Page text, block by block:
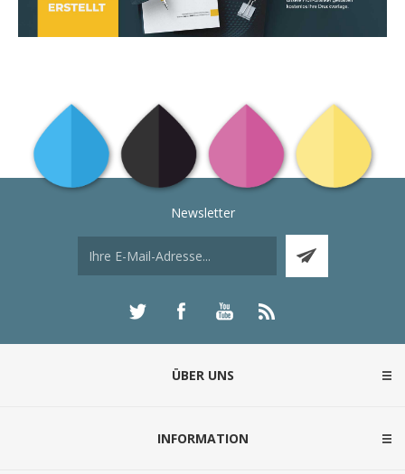
Newsletter
ÜBER UNS
INFORMATION